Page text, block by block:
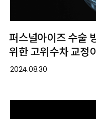
퍼스널아이즈 수술
위한 고위수차 교정
2024.08.30